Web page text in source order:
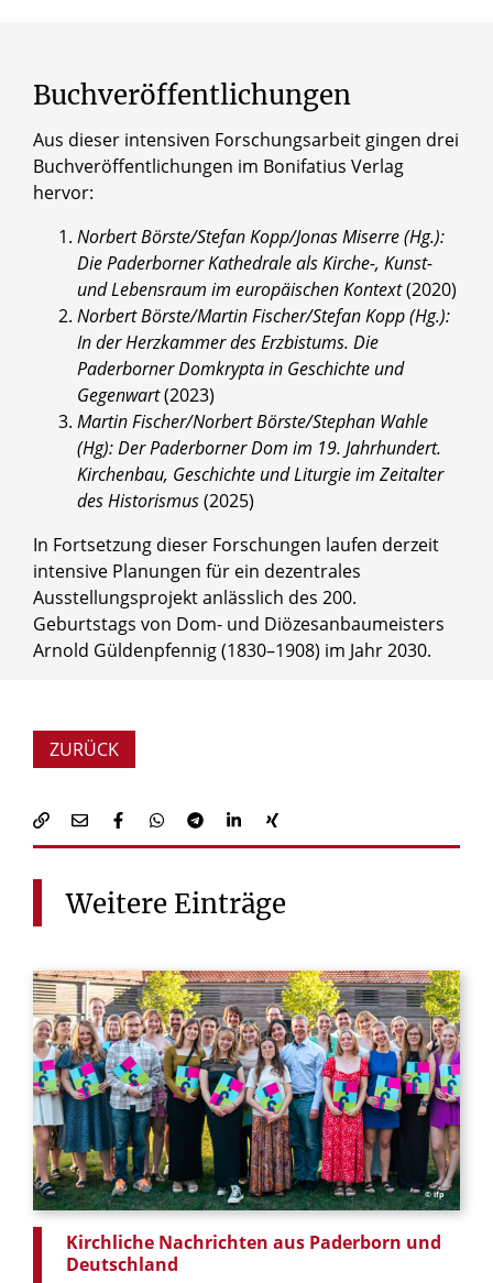
Buchveröffentlichungen
Aus dieser intensiven Forschungsarbeit gingen drei
Buchveröffentlichungen im Bonifatius Verlag
hervor:
Norbert Börste/Stefan Kopp/Jonas Miserre (Hg.):
Die Paderborner Kathedrale als Kirche-, Kunst-
und Lebensraum im europäischen Kontext(2020)
Norbert Börste/Martin Fischer/Stefan Kopp (Hg.):
In der Herzkammer des Erzbistums. Die
Paderborner Domkrypta in Geschichte und
Gegenwart(2023)
Martin Fischer/Norbert Börste/Stephan Wahle
(Hg): Der Paderborner Dom im 19. Jahrhundert.
Kirchenbau, Geschichte und Liturgie im Zeitalter
des Historismus(2025)
In Fortsetzung dieser Forschungen laufen derzeit
intensive Planungen für ein dezentrales
Ausstellungsprojekt anlässlich des 200.
Geburtstags von Dom- und Diözesanbaumeisters
Arnold Güldenpfennig (1830–1908) im Jahr 2030.
ZURÜCK
Weitere Einträge
© ifp
Kirchliche Nachrichten aus Paderborn und
Deutschland